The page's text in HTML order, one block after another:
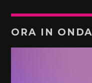
ORA IN ONDA